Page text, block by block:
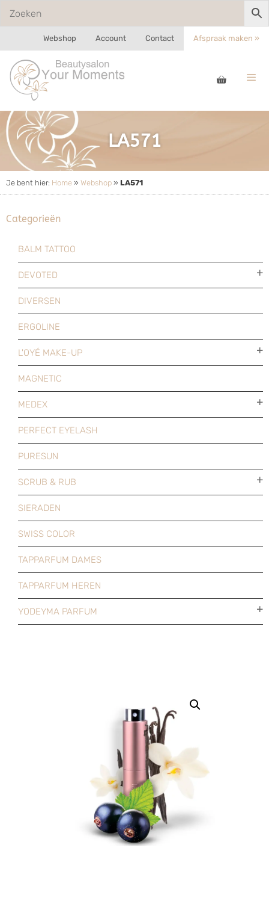
Webshop Account Contact Afspraak maken »
LA571
Je bent hier: Home » Webshop » LA571
Categorieën
BALM TATTOO
DEVOTED
DIVERSEN
ERGOLINE
L'OYÉ MAKE-UP
MAGNETIC
MEDEX
PERFECT EYELASH
PURESUN
SCRUB & RUB
SIERADEN
SWISS COLOR
TAPPARFUM DAMES
TAPPARFUM HEREN
YODEYMA PARFUM